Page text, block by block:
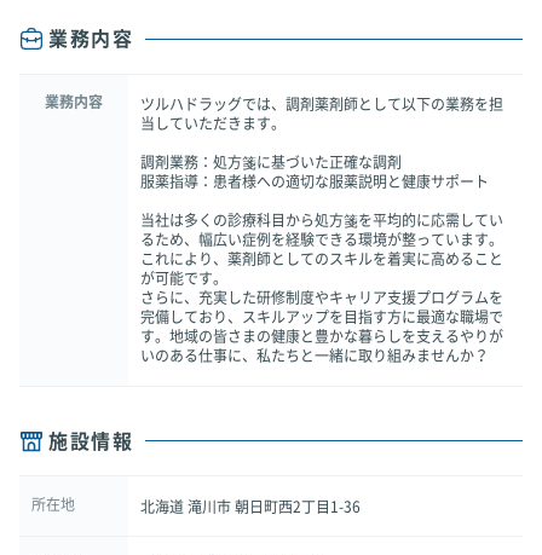
業務内容
業務内容
ツルハドラッグでは、調剤薬剤師として以下の業務を担
当していただきます。
調剤業務：処方箋に基づいた正確な調剤
服薬指導：患者様への適切な服薬説明と健康サポート
当社は多くの診療科目から処方箋を平均的に応需してい
るため、幅広い症例を経験できる環境が整っています。
これにより、薬剤師としてのスキルを着実に高めること
が可能です。
さらに、充実した研修制度やキャリア支援プログラムを
完備しており、スキルアップを目指す方に最適な職場で
す。地域の皆さまの健康と豊かな暮らしを支えるやりが
いのある仕事に、私たちと一緒に取り組みませんか？
施設情報
所在地 北海道 滝川市 朝日町西2丁目1-36